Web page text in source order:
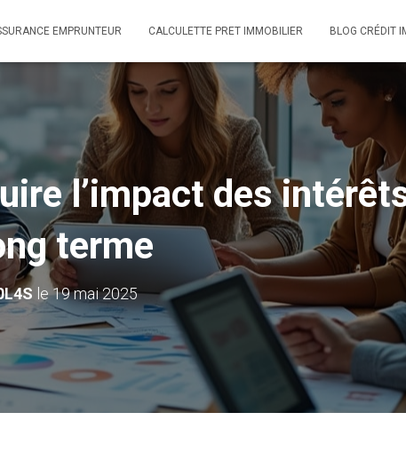
EMPRUNTEUR CALCULETTE PRET IMMOBILIER BLOG CRÉDIT
l’impact des
terme
le19 mai 2025